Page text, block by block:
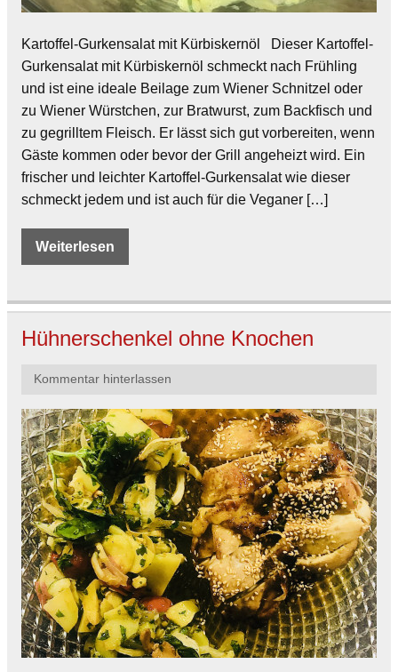
Kartoffel-Gurkensalat mit Kürbiskernöl Dieser Kartoffel-
Gurkensalat mit Kürbiskernöl schmeckt nach Frühling
und ist eine ideale Beilage zum Wiener Schnitzel oder
zu Wiener Würstchen, zur Bratwurst, zum Backfisch und
zu gegrilltem Fleisch. Er lässt sich gut vorbereiten, wenn
Gäste kommen oder bevor der Grill angeheizt wird. Ein
frischer und leichter Kartoffel-Gurkensalat wie dieser
schmeckt jedem und ist auch für die Veganer […]
Weiterlesen
Hühnerschenkel ohne Knochen
Kommentar hinterlassen